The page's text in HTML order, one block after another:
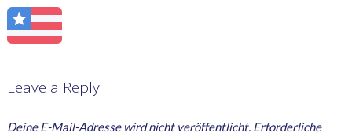
Leave a Reply
Deine E-Mail-Adresse wird nicht veröffentlicht. Erforderliche